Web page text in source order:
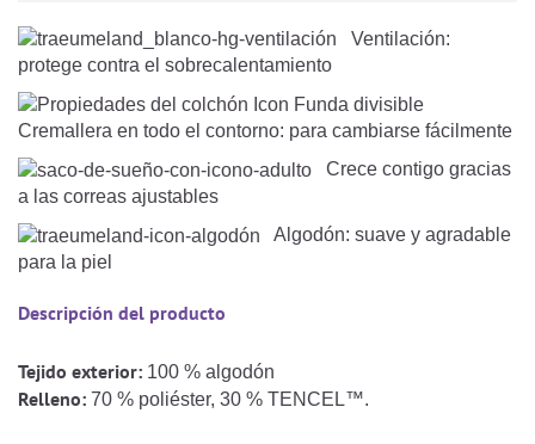
Ventilación:
protege contra el sobrecalentamiento
Cremallera en todo el contorno: para cambiarse fácilmente
Crece contigo gracias
a las correas ajustables
Algodón: suave y agradable
para la piel
Descripción del producto
Tejido exterior: 100 % algodón
Relleno: 70 % poliéster, 30 % TENCEL™.